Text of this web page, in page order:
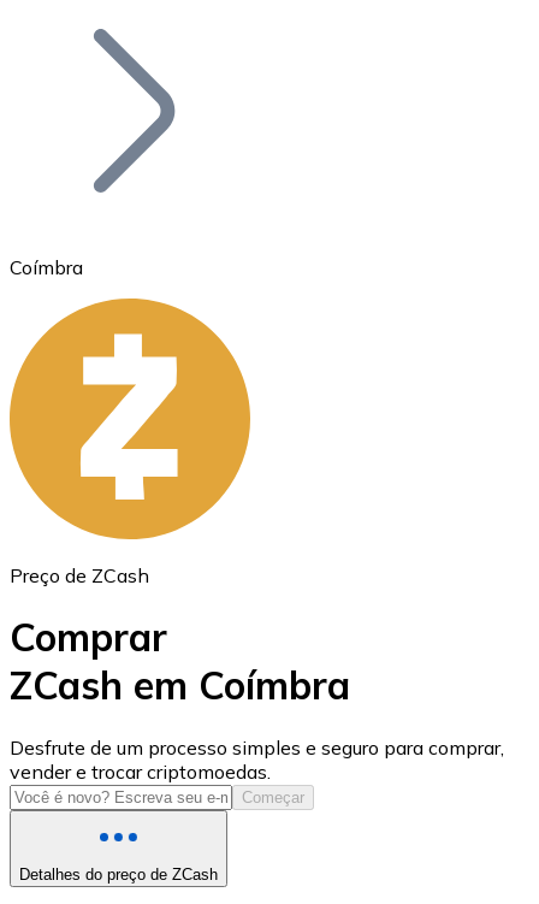
Bitcoin
Ethereum
ETH
USD Coin
USDC
Coímbra
Preço de ZCash
Comprar
ZCash em Coímbra
Desfrute de um processo simples e seguro para comprar,
vender e trocar criptomoedas.
Começar
Detalhes do preço de ZCash